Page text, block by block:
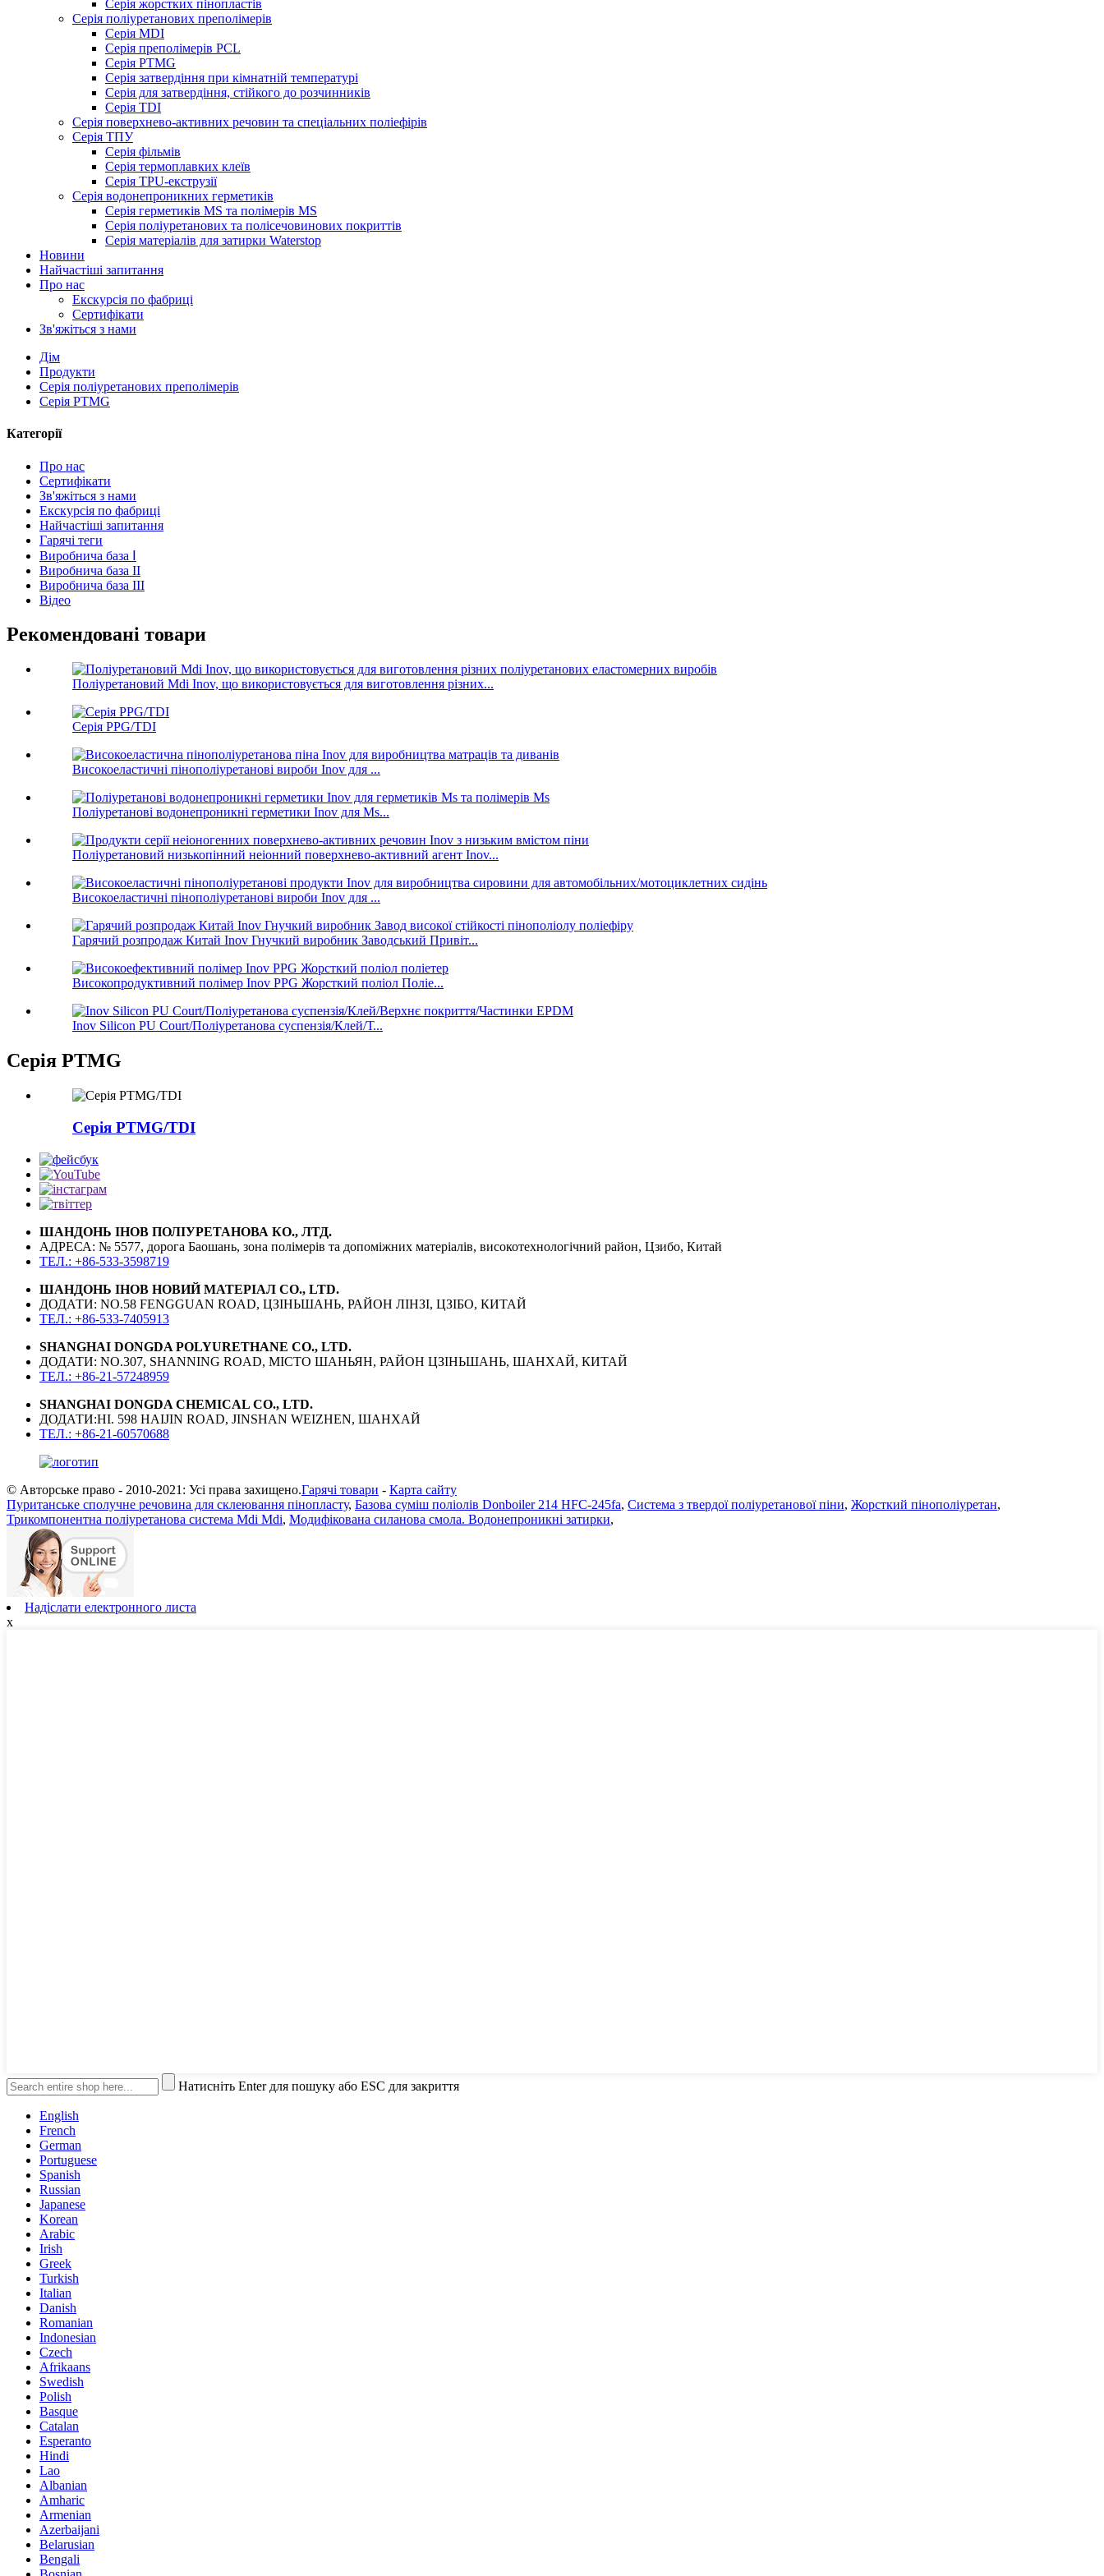
Серія жорстких пінопластів
Серія поліуретанових преполімерів
Серія MDI
Серія преполімерів PCL
Серія PTMG
Серія затвердіння при кімнатній температурі
Серія для затвердіння, стійкого до розчинників
Серія TDI
Серія поверхнево-активних речовин та спеціальних поліефірів
Серія ТПУ
Серія фільмів
Серія термоплавких клеїв
Серія TPU-екструзії
Серія водонепроникних герметиків
Серія герметиків MS та полімерів MS
Серія поліуретанових та полісечовинових покриттів
Серія матеріалів для затирки Waterstop
Новини
Найчастіші запитання
Про нас
Екскурсія по фабриці
Сертифікати
Зв'яжіться з нами
Дім
Продукти
Серія поліуретанових преполімерів
Серія PTMG
Категорії
Про нас
Сертифікати
Зв'яжіться з нами
Екскурсія по фабриці
Найчастіші запитання
Гарячі теги
Виробнича база Ⅰ
Виробнича база II
Виробнича база III
Відео
Рекомендовані товари
Поліуретановий Mdi Inov, що використовується для виготовлення різних...
Серія PPG/TDI
Високоеластичні пінополіуретанові вироби Inov для ...
Поліуретанові водонепроникні герметики Inov для Ms...
Поліуретановий низькопінний неіонний поверхнево-активний агент Inov...
Високоеластичні пінополіуретанові вироби Inov для ...
Гарячий розпродаж Китай Inov Гнучкий виробник Заводський Привіт...
Високопродуктивний полімер Inov PPG Жорсткий поліол Поліе...
Inov Silicon PU Court/Поліуретанова суспензія/Клей/Т...
Серія PTMG
Серія PTMG/TDI
ШАНДОНЬ ІНОВ ПОЛІУРЕТАНОВА КО., ЛТД.
АДРЕСА: № 5577, дорога Баошань, зона полімерів та допоміжних матеріалів, високотехнологічний район, Цзибо, Китай
ТЕЛ.: +86-533-3598719
ШАНДОНЬ ІНОВ НОВИЙ МАТЕРІАЛ CO., LTD.
ДОДАТИ: NO.58 FENGGUAN ROAD, ЦЗІНЬШАНЬ, РАЙОН ЛІНЗІ, ЦЗІБО, КИТАЙ
ТЕЛ.: +86-533-7405913
SHANGHAI DONGDA POLYURETHANE CO., LTD.
ДОДАТИ: NO.307, SHANNING ROAD, МІСТО ШАНЬЯН, РАЙОН ЦЗІНЬШАНЬ, ШАНХАЙ, КИТАЙ
ТЕЛ.: +86-21-57248959
SHANGHAI DONGDA CHEMICAL CO., LTD.
ДОДАТИ:НІ. 598 HAIJIN ROAD, JINSHAN WEIZHEN, ШАНХАЙ
ТЕЛ.: +86-21-60570688
© Авторське право - 2010-2021: Усі права захищено.Гарячі товари - Карта сайту
Пуританське сполучне речовина для склеювання пінопласту, Базова суміш поліолів Donboiler 214 HFC-245fa, Система з твердої поліуретанової піни, Жорсткий пінополіуретан,
Трикомпонентна поліуретанова система Mdi Mdi, Модифікована силанова смола. Водонепроникні затирки,
Надіслати електронного листа
x
Натисніть Enter для пошуку або ESC для закриття
English
French
German
Portuguese
Spanish
Russian
Japanese
Korean
Arabic
Irish
Greek
Turkish
Italian
Danish
Romanian
Indonesian
Czech
Afrikaans
Swedish
Polish
Basque
Catalan
Esperanto
Hindi
Lao
Albanian
Amharic
Armenian
Azerbaijani
Belarusian
Bengali